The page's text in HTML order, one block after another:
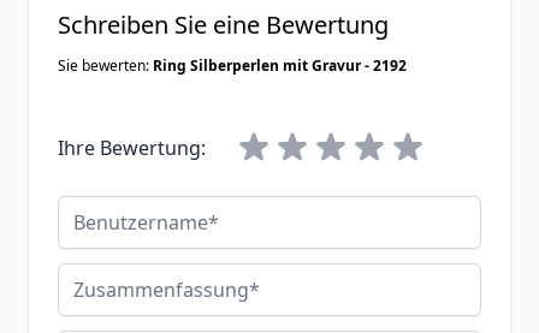
Schreiben Sie eine Bewertung
Sie bewerten: Ring Silberperlen mit Gravur - 2192
Ihre Bewertung:
Benutzername
Zusammenfassung